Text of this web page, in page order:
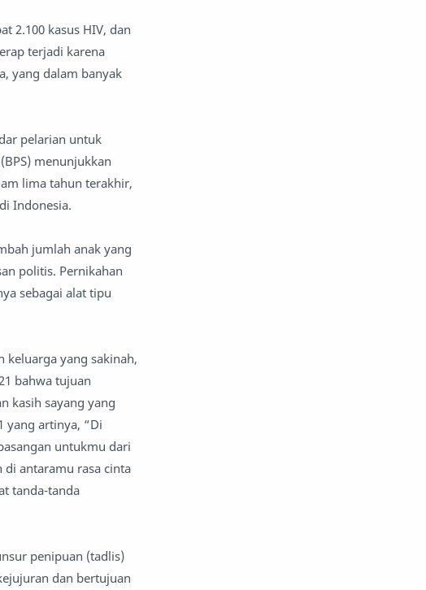
2.100 kasus HIV, dan
terjadi karena
yang dalam banyak
pelarian untuk
menunjukkan
lima tahun terakhir,
Indonesia.
jumlah anak yang
politis. Pernikahan
sebagai alat tipu
keluarga yang sakinah,
bahwa tujuan
kasih sayang yang
yang artinya, “Di
untukmu dari
antaramu rasa cinta
tanda-tanda
penipuan (tadlis)
dan bertujuan